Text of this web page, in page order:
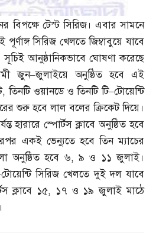
বিপক্ষে টেস্ট সিরিজ। এবার সামনে
সিরিজ খেলতে জিম্বাবুয়ে যাবে
সূচিই আনুষ্ঠানিকভাবে ঘোষণা করেছে
জুন–জুলাইয়ে অনুষ্ঠিত হবে এই
,তিনটি ওয়ানডে ও তিনটি টি–টোয়েন্টি
শুরু হবে লাল বলের ক্রিকেট দিয়ে।
হারারে স্পোর্টস ক্লাবে অনুষ্ঠিত হবে
একই ভেন্যুতে হবে তিন ম্যাচের
অনুষ্ঠিত হবে ৬,৯ ও ১১ জুলাই।
টোয়েন্টি সিরিজ খেলতে দুই দল যাবে
ক্লাবে ১৫, ১৭ ও ১৯ জুলাই মাঠে